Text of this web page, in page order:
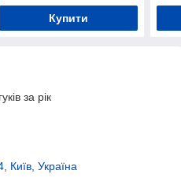
Купити
за рік
Київ, Україна